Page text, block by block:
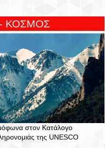
ΚΟΣΜΟΣ
στον Κατάλογο
της UNESCO